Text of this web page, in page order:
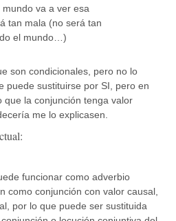
va a ver esa
tan mala (no será tan
el mundo…)
son condicionales, pero no lo
puede sustituirse por SI, pero en
que la conjunción tenga valor
me lo explicasen.
funcionar como adverbio
como conjunción con valor causal,
por lo que puede ser sustituida